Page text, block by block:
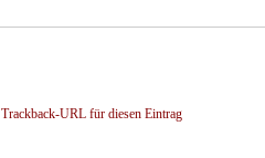
Trackback-URL für diesen Eintrag